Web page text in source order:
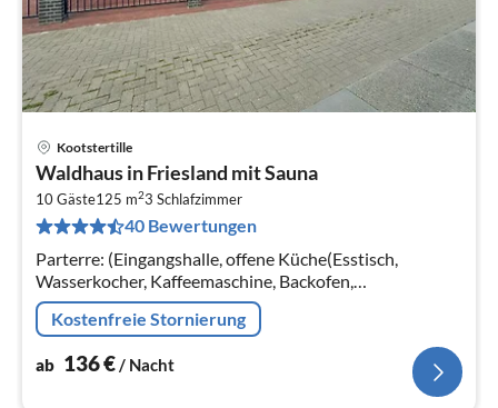
Kootstertille
Waldhaus in Friesland mit Sauna
10 Gäste125 m23 Schlafzimmer
40 Bewertungen
Parterre: (Eingangshalle, offene Küche(Esstisch,
Wasserkocher, Kaffeemaschine, Backofen,
Spülmaschine, Kühl-/Gefrierkombination, Klimaanlage),
Schlafzimmer(Doppelbett, TV)
Kostenfreie Stornierung
ab 136€/ Nacht